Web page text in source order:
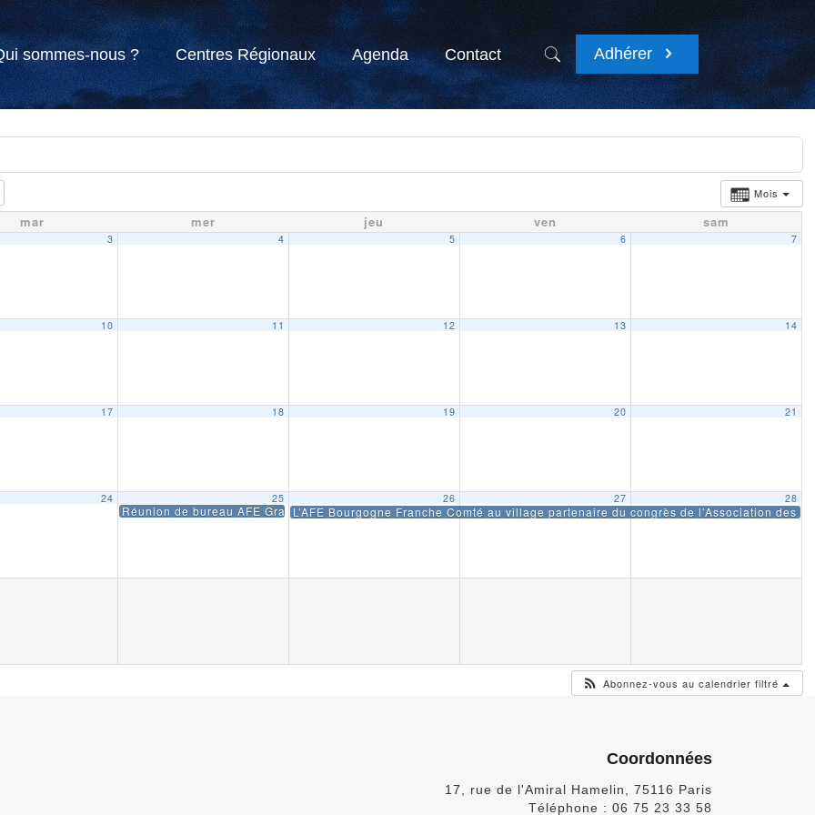
sommes-nous ? Centres Régionaux Agenda Contact Adhérer
Mois
mar mer jeu ven sam
3 4 5 6 7
10 11 12 13 14
17 18 19 20 21
24 25
Réunion de bureau AFE Grand Paris Ile de France
26
L’AFE Bourgogne Franche Comté au village partenaire du congrès de l’Association des
27 28
Abonnez-vous au calendrier filtré
Coordonnées
17, rue de l'Amiral Hamelin, 75116 Paris
Téléphone : 06 75 23 33 58